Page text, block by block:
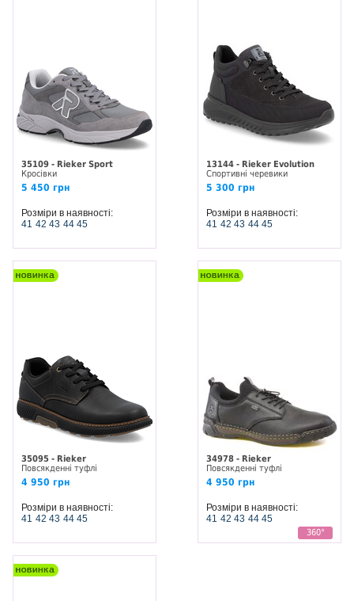
35109 - Rieker Sport
Кросівки
5 450 грн
Розміри в наявності:
41 42 43 44 45
13144 - Rieker Evolution
Спортивні черевики
5 300 грн
Розміри в наявності:
41 42 43 44 45
35095 - Rieker
Повсякденні туфлі
4 950 грн
Розміри в наявності:
41 42 43 44 45
34978 - Rieker
Повсякденні туфлі
4 950 грн
360°
Розміри в наявності:
41 42 43 44 45